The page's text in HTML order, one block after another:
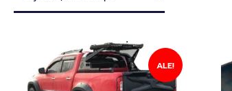
ALE!